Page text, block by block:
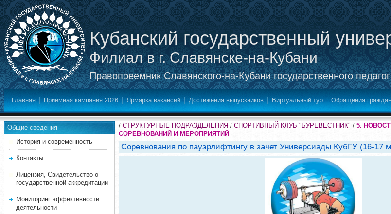
Кубанский государственный
Филиал в г. Славянске-на-Кубани
Правопреемник Славянского-на-Кубани государственного
Главная Приемная кампания 2026 Ярмарка вакансий Достижения выпускников Виртуальный тур Обращения граждан
Общие сведения
История и современность
Контакты
Лицензия, Свидетельство о
государственной аккредитации
Мониторинг эффективности
деятельности
/ СТРУКТУРНЫЕ ПОДРАЗДЕЛЕНИЯ / СПОРТИВНЫЙ КЛУБ "БУРЕВЕСТНИК" / 5.
СОРЕВНОВАНИЙ И МЕРОПРИЯТИЙ
Соревнования по пауэрлифтингу в зачет Универсиады КубГУ (16-17